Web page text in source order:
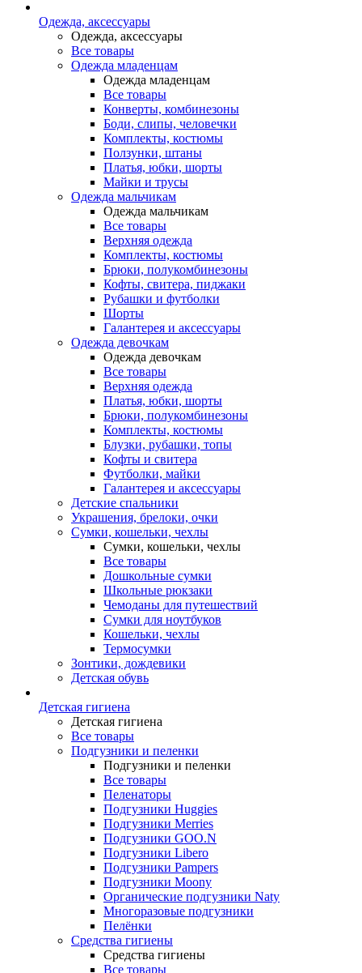
Одежда, аксессуары
Одежда, аксессуары
Все товары
Одежда младенцам
Одежда младенцам
Все товары
Конверты, комбинезоны
Боди, слипы, человечки
Комплекты, костюмы
Ползунки, штаны
Платья, юбки, шорты
Майки и трусы
Одежда мальчикам
Одежда мальчикам
Все товары
Верхняя одежда
Комплекты, костюмы
Брюки, полукомбинезоны
Кофты, свитера, пиджаки
Рубашки и футболки
Шорты
Галантерея и аксессуары
Одежда девочкам
Одежда девочкам
Все товары
Верхняя одежда
Платья, юбки, шорты
Брюки, полукомбинезоны
Комплекты, костюмы
Блузки, рубашки, топы
Кофты и свитера
Футболки, майки
Галантерея и аксессуары
Детские спальники
Украшения, брелоки, очки
Сумки, кошельки, чехлы
Сумки, кошельки, чехлы
Все товары
Дошкольные сумки
Школьные рюкзаки
Чемоданы для путешествий
Сумки для ноутбуков
Кошельки, чехлы
Термосумки
Зонтики, дождевики
Детская обувь
Детская гигиена
Детская гигиена
Все товары
Подгузники и пеленки
Подгузники и пеленки
Все товары
Пеленаторы
Подгузники Huggies
Подгузники Merries
Подгузники GOO.N
Подгузники Libero
Подгузники Pampers
Подгузники Moony
Органические подгузники Naty
Многоразовые подгузники
Пелёнки
Средства гигиены
Средства гигиены
Все товары